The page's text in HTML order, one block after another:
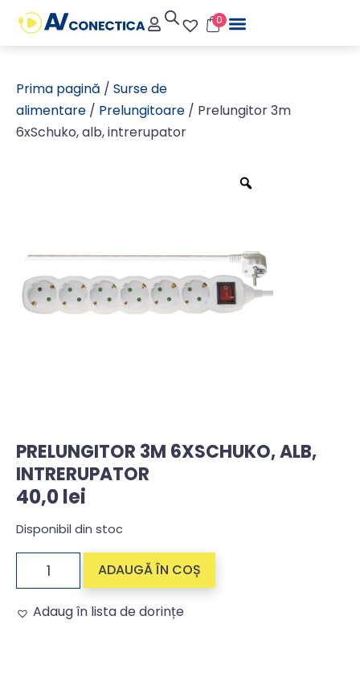
0
Prima pagină / Surse de
alimentare / Prelungitoare / Prelungitor 3m
6xSchuko, alb, intrerupator
PRELUNGITOR 3M 6XSCHUKO, ALB,
INTRERUPATOR
40,0lei
Disponibil din stoc
ADAUGĂ ÎN COȘ
Adaug în lista de dorințe